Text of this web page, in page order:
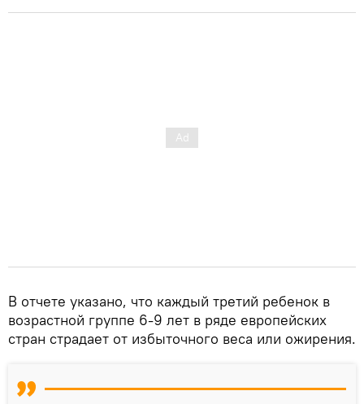
В отчете указано, что каждый третий ребенок в
возрастной группе 6-9 лет в ряде европейских
стран страдает от избыточного веса или ожирения.